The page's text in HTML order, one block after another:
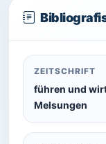
ZEITSCHRIFT
führen und
Melsungen